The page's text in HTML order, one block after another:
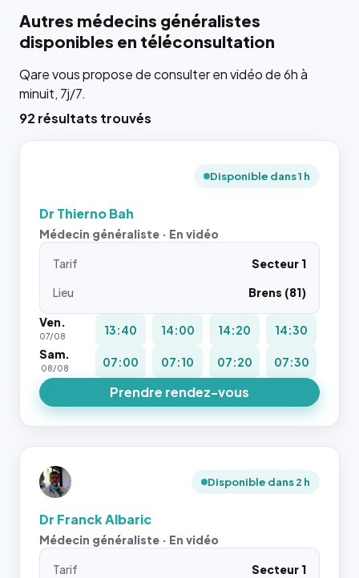
Autres médecins généralistes
disponibles en téléconsultation
Qare vous propose de consulter en vidéo de 6h à
minuit, 7j/7.
92 résultats trouvés
Disponible dans 1 h
Dr Thierno Bah
Médecin généraliste · En vidéo
Tarif
Secteur 1
Lieu
Brens (81)
Ven.
07/08 13:40 14:00 14:20
14:30
Sam.
08/08 07:00 07:10 07:20 07:30
Prendre rendez-vous
Disponible dans 2 h
Dr Franck Albaric
Médecin généraliste · En vidéo
Tarif
Secteur 1